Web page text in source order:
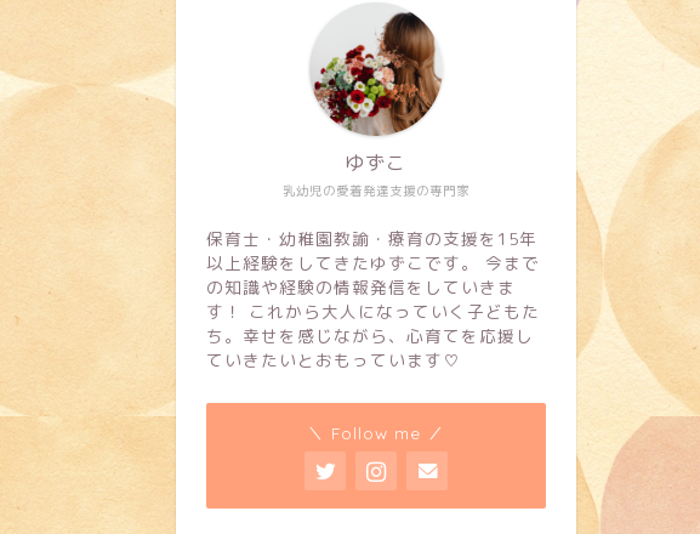
乳幼児の愛着発達支援の専門家
ゆずこ
保育士・幼稚園教諭・療育の支援を15年
以上経験をしてきたゆずこです。 今まで
の知識や経験の情報発信をしていきま
す！ これから大人になっていく子どもた
ち。幸せを感じながら、心育てを応援し
ていきたいとおもっています♡
＼ Follow me ／